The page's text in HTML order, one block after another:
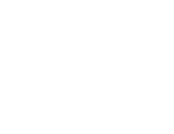
Legal and